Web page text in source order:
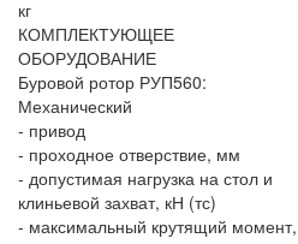
кг
КОМПЛЕКТУЮЩЕЕ
ОБОРУДОВАНИЕ
Буровой ротор РУП560:
Механический
- привод
- проходное отверствие, мм
- допустимая нагрузка на стол и
клиньевой захват, кН (тс)
- максимальный крутящий момент,